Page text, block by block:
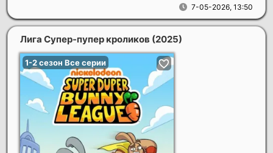
7-05-2026, 13:50
Лига Супер-пупер кроликов (2025)